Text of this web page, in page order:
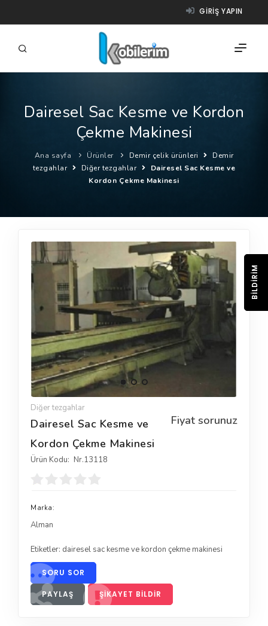
GIRIŞ YAPIN
FIRMALAR
ÜRÜNLER
NASIL ÇALIŞIR?
YARDIM
Dairesel Sac Kesme ve Kordon
Çekme Makinesi
Ana sayfa Ürünler Demir çelik ürünleri
Demir
tezgahlar
Diğer tezgahlar
Dairesel Sac Kesme ve
Kordon Çekme Makinesi
Diğer tezgahlar
Fiyat sorunuz
Dairesel Sac Kesme ve
Kordon Çekme Makinesi
Ürün Kodu: Nr.13118
Marka:
Alman
Etiketler: dairesel sac kesme ve kordon çekme makinesi
SORU SOR
PAYLAŞ ŞIKAYET BILDIR
BILDIRIM